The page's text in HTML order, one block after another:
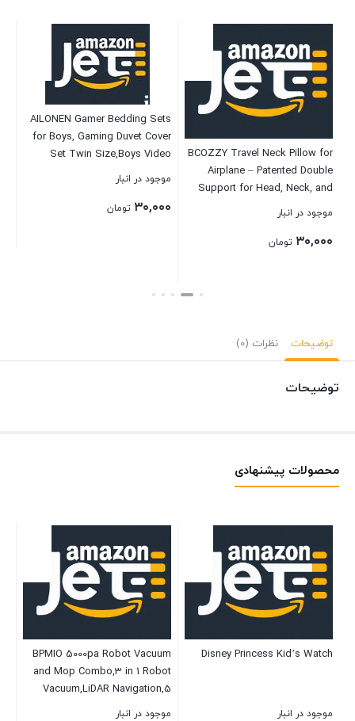
BCOZZY Travel Neck Pillow for
Airplane – Patented Double
Support for Head, Neck, and
Adjustable Size. Fully
موجود در انبار
۳۰,۰۰۰ تومان
AILONEN Gamer Bedding Sets
for Boys, Gaming Duvet Cover
Set Twin Size,Boys Video
Games Comforter Cover, Bed
Bedroom,Gamepad Controller,3
موجود در انبار
۳۰,۰۰۰ تومان
توضیحات نظرات (0)
توضیحات
محصولات پیشنهادی
Disney Princess Kid’s Watch
موجود در انبار
BPMIO 5000pa Robot Vacuum
and Mop Combo,3 in 1 Robot
Vacuum,LiDAR Navigation,5
Maps,30 No-go Zones,
موجود در انبار